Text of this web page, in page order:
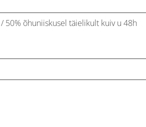
õhuniiskusel täielikult kuiv u 48h